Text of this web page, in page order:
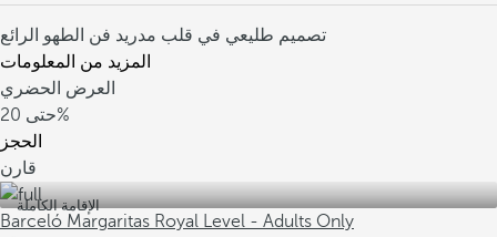
تصميم طليعي في قلب مدريد فن الطهو الرائع
المزيد من المعلومات
العرض الحضري
حتى20%
الحجز
قارن
الإقامة الكاملة
Barceló Margaritas Royal Level - Adults Only